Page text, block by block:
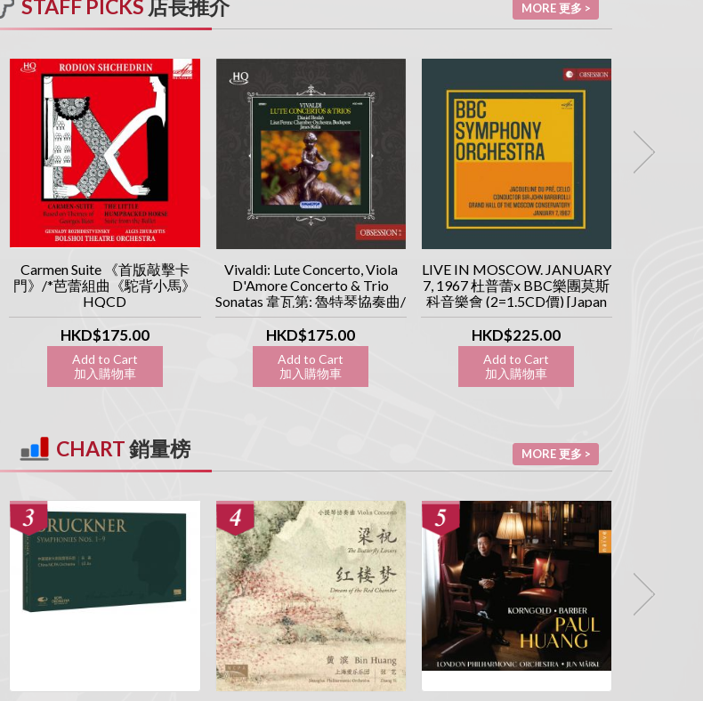
STAFF PICKS 店長推介
Carmen Suite 《首版敲擊卡
門》/*芭蕾組曲《駝背小馬》
HQCD
HKD$175.00
Add to Cart
加入購物車
Vivaldi: Lute Concerto, Viola
D'Amore Concerto & Trio
Sonatas 韋瓦第: 魯特琴協奏曲/
魯特琴三重奏 [日本製造
HQCD] [Obsession 執念系列]
HKD$175.00
Add to Cart
加入購物車
LIVE IN MOSCOW. JANUARY
7, 1967 杜普蕾x BBC樂團莫斯
科音樂會 (2=1.5CD價) [Japan
CD] [Obsession 執念系列]
HKD$225.00
Add to Cart
加入購物車
MORE 更多 >
CHART銷量榜 MORE 更多 >